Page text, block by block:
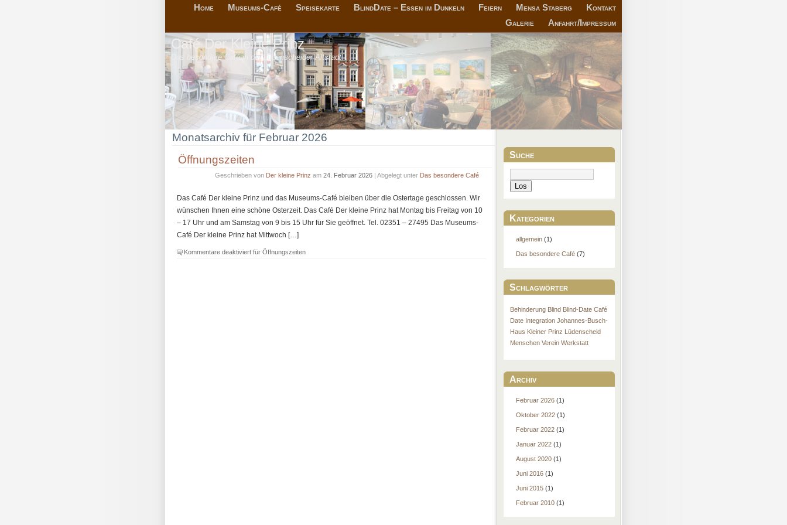
Home Museums-Café Speisekarte BlindDate – Essen im Dunkeln Feiern Mensa Staberg
Kontakt
Galerie
Anfahrt/Impressum
Café Der Kleine Prinz
Das besondere Café in der Lüdenscheider Altstadt
Monatsarchiv für Februar 2026
Öffnungszeiten
Geschrieben von Der kleine Prinz am 24. Februar 2026 | Abgelegt unter Das besondere Café
Das Café Der kleine Prinz und das Museums-Café bleiben über die Ostertage geschlossen. Wir
wünschen Ihnen eine schöne Osterzeit. Das Café Der kleine Prinz hat Montag bis Freitag von 10
– 17 Uhr und am Samstag von 9 bis 15 Uhr für Sie geöffnet. Tel. 02351 – 27495 Das Museums-
Café Der kleine Prinz hat Mittwoch […]
Kommentare deaktiviert für Öffnungszeiten
Suche
Kategorien
allgemein(1)
Das besondere Café(7)
Schlagwörter
Behinderung Blind Blind-Date Café
Date Integration Johannes-Busch-
Haus Kleiner Prinz Lüdenscheid
Menschen Verein Werkstatt
Archiv
Februar 2026(1)
Oktober 2022(1)
Februar 2022(1)
Januar 2022(1)
August 2020(1)
Juni 2016(1)
Juni 2015(1)
Februar 2010(1)